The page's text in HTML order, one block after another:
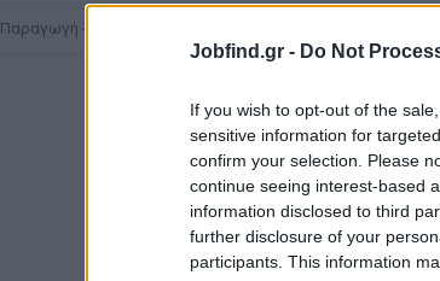
Jobfind.gr - Do Not
If you wish to opt-out of the
sensitive information for
confirm your selection. Please
continue seeing interest-based
information disclosed to third
further disclosure of your
participants. This information
Παραγωγή - Εργάτες - Τεχνίτες
Θέσεις Εργασίας
Δεν βρέθηκαν